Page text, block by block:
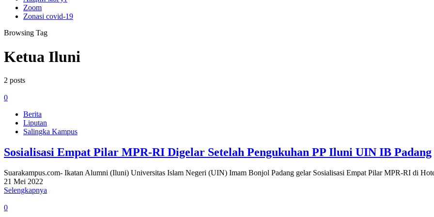
Zoom
Zonasi covid-19
Browsing Tag
Ketua Iluni
2 posts
0
Berita
Liputan
Salingka Kampus
Sosialisasi Empat Pilar MPR-RI Digelar Setelah Pengukuhan PP Iluni UIN IB Padang
Suarakampus.com- Ikatan Alumni (Iluni) Universitas Islam Negeri (UIN) Imam Bonjol Padang gelar Sosialisasi Empat Pilar MPR-RI di
21 Mei 2022
Selengkapnya
0